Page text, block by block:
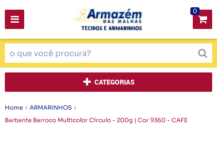
0
CATEGORIAS
Home
ARMARINHOS
Barbante Barroco Multicolor Círculo - 200g | Cor 9360 - CAFE